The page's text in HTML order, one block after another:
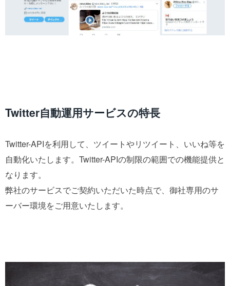
Twitter自動運用サービスの特長
Twitter-APIを利用して、ツイートやリツイート、いいね等を
自動化いたします。Twitter-APIの制限の範囲での機能提供と
なります。
弊社のサービスでご契約いただいた時点で、御社専用のサ
ーバー環境をご用意いたします。